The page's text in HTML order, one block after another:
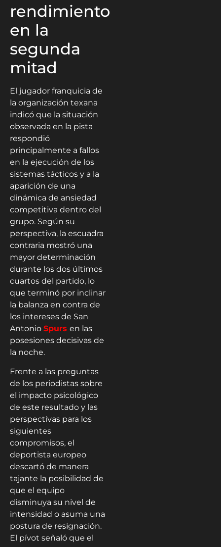
rendimiento
en la
segunda
mitad
El jugador franquicia de
la organización texana
indicó que la situación
observada en la pista
respondió
principalmente a fallos
en la ejecución de los
sistemas tácticos y a la
aparición de una
dinámica de ansiedad
competitiva dentro del
grupo. Según su
perspectiva, la escuadra
contraria mostró una
mayor determinación
durante los dos últimos
cuartos del partido, lo
que terminó por inclinar
la balanza en contra de
los intereses de San
Antonio Spurs en las
posesiones decisivas de
la noche.
Frente a las preguntas
de los periodistas sobre
el impacto psicológico
de este resultado y las
perspectivas para los
siguientes
compromisos, el
deportista europeo
descartó de manera
tajante la posibilidad de
que el equipo
disminuya su nivel de
intensidad o asuma una
postura de resignación.
El pívot señaló que el